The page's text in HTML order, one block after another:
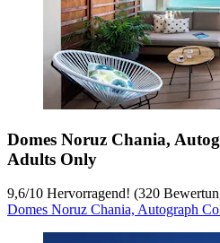
Domes Noruz Chania,
Adults Only
9,6/10 Hervorragend! (320
Domes Noruz Chania, Autograph